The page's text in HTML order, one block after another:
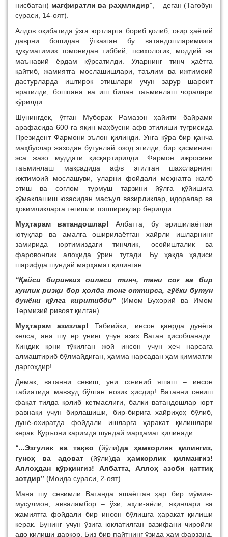
нисбатан) мағфиратли ва раҳмлидир”, – деган (Тағобун
сураси, 14-оят).
Алдов оқибатида ўзга юртларга бориб қолиб, оғир ҳаётий
даврни бошидан ўтказган бу ватандошларимизга
ҳукуматимиз томонидан тиббий, психологик, моддий ва
маънавий ёрдам кўрсатилди. Уларнинг тинч ҳаётга
қайтиб, жамиятга мослашишлари, таълим ва ижтимоий
дастурларда иштирок этишлари учун зарур шароит
яратилди, бошпана ва иш билан таъминлаш чоралари
кўрилди.
Шунингдек, ўтган Муборак Рамазон ҳайити байрами
арафасида 600 га яқин маҳбусни афв этилиши туғрисида
Президент Фармони эълон қилинди. Унга кўра бир қанча
маҳбуслар жазодан бутунлай озод этилди, бир қисмининг
эса жазо муддати қисқартирилди. Фармон ижросини
таъминлаш мақсадида афв этилган шахсларнинг
ижтимоий мослашуви, уларни фойдали меҳнатга жалб
этиш ва соғлом турмуш тарзини йўлга қўйишига
кўмаклашиш юзасидан масъул вазирликлар, идоралар ва
ҳокимликларга тегишли топшириқлар берилди.
Муҳтарам ватандошлар! Албатта, бу эришилаётган
ютуқлар ва амалга оширилаётган хайрли ишларнинг
замирида юртимиздаги тинчлик, осойишталик ва
фаровонлик алоҳида ўрин тутади. Бу ҳақда ҳадиси
шарифда шундай марҳамат қилинган:
“Қайси бирингиз оиласи тинч, тани соғ ва бир
кунлик ризқи бор ҳолда тонг оттирса, гўёки бутун
дунёни қўлга киритибди”(Имом Бухорий ва Имом
Термизий ривоят қилган).
Муҳтарам азизлар!Табиийки, инсон қаерда дунёга
келса, ана шу ер унинг учун азиз Ватан ҳисобланади.
Киндик қони тўкилган жой инсон учун ҳеч нарсага
алмаштириб бўлмайдиган, ҳамма нарсадан ҳам қимматли
даргоҳдир!
Демак, ватанни севиш, уни соғиниб яшаш – инсон
табиатида мавжуд бўлган нозик ҳисдир! Ватанни севиш
фақат тилда қолиб кетмаслиги, балки ватандошлар юрт
равнақи учун бирлашиши, бир-бирига хайриҳоҳ бўлиб,
дунё-охиратда фойдали ишларга ҳаракат қилишлари
керак. Қуръони каримда шундай марҳамат қилинади:
“...Эзгулик ва тақво (йўли)да ҳамкорлик қилингиз,
гуноҳ ва адоват (йўли)да ҳамкорлик қилмангиз!
Аллоҳдан қўрқингиз! Албатта, Аллоҳ азоби қаттиқ
зотдир” (Моида сураси, 2-оят).
Мана шу севимли Ватанда яшаётган ҳар бир мўмин-
мусулмон, авваламбор – ўзи, аҳли-аёли, яқинлари ва
жамиятга фойдали бир инсон бўлишга ҳаракат қилиши
керак. Бунинг учун ўзига юклатилган вазифани чиройли
адо қилиши даркор. Биз бир пайтнинг ўзида ҳам фарзанд,